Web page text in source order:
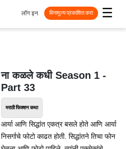
☰
लॉग इन विनामूल्य प्रकाशित करा
ना कळले कधी Season 1 -
Part 33
मराठी फिक्शन कथा
आर्या आणि सिद्धांत एकत्र बसले होते आणि आर्या
निसर्गाचे फोटो काढत होती. सिद्धांतने तिचा फोन